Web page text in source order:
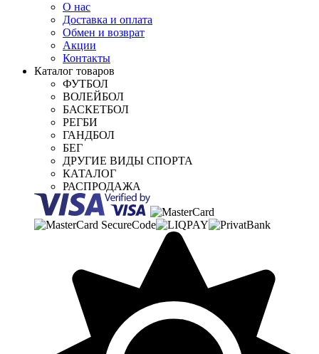
О нас
Доставка и оплата
Обмен и возврат
Акции
Контакты
Каталог товаров
ФУТБОЛ
ВОЛЕЙБОЛ
БАСКЕТБОЛ
РЕГБИ
ГАНДБОЛ
БЕГ
ДРУГИЕ ВИДЫ СПОРТА
КАТАЛОГ
РАСПРОДАЖА